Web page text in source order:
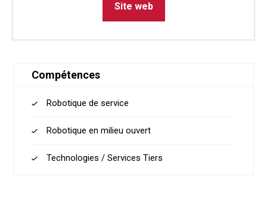
Site web
Compétences
Robotique de service
Robotique en milieu ouvert
Technologies / Services Tiers